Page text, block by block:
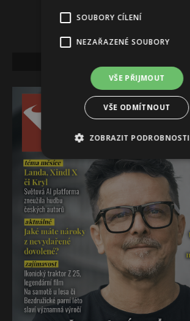
SOUBORY CÍLENÍ
NEZAŘAZENÉ SOUBORY
VŠE PŘIJMOUT
VŠE ODMÍTNOUT
ZOBRAZIT PODROBNOSTI